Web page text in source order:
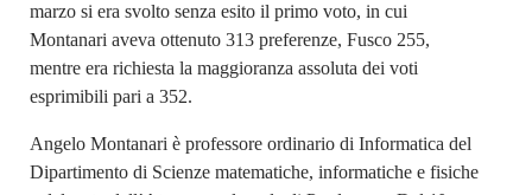
marzo si era svolto senza esito il primo voto, in cui
Montanari aveva ottenuto 313 preferenze, Fusco 255,
mentre era richiesta la maggioranza assoluta dei voti
esprimibili pari a 352.
Angelo Montanari è professore ordinario di Informatica del
Dipartimento di Scienze matematiche, informatiche e fisiche